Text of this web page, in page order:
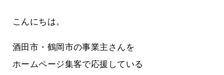
こんにちは。
酒田市・鶴岡市の事業主さんを
ホームページ集客で応援している
負けない
メンタルに来る～！想定してたより利